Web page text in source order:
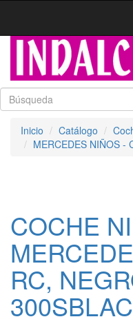
Inicio Catálogo
MERCEDES NIÑOS -
COCHE
RC,